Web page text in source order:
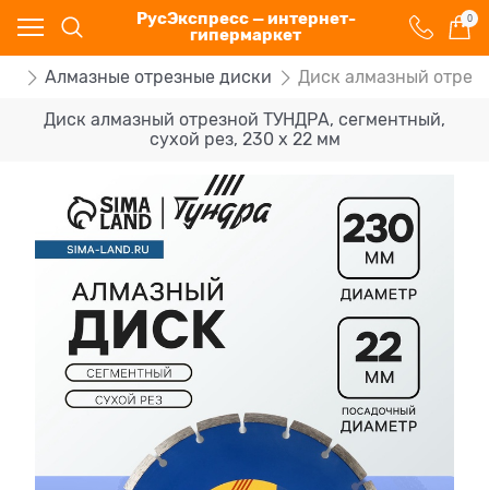
РусЭкспресс — интернет-
гипермаркет
0
Алмазные отрезные диски Диск алмазный
Диск алмазный отрезной ТУНДРА, сегментный,
сухой рез, 230 х 22 мм